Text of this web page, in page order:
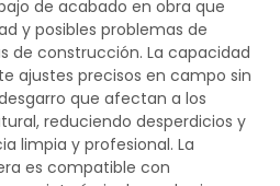
de acabado en obra que
y posibles problemas de
de construcción. La capacidad
ajustes precisos en campo sin
que afectan a los
reduciendo desperdicios y
limpia y profesional. La
es compatible con